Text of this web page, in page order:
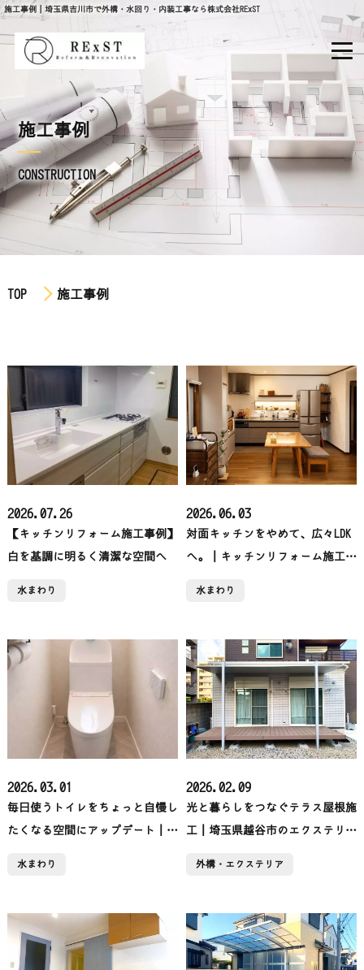
施工事例｜埼玉県吉川市で外構・水回り・内装工事なら株式会社RExST
施工事例
CONSTRUCTION
TOP 施工事例
2026.07.26
【キッチンリフォーム施工事例】
白を基調に明るく清潔な空間へ
水まわり
2026.06.03
対面キッチンをやめて、広々LDK
へ。｜キッチンリフォーム施工事
水まわり
2026.03.01
毎日使うトイレをちょっと自慢し
たくなる空間にアップデート｜埼
水まわり
2026.02.09
光と暮らしをつなぐテラス屋根施
工｜埼玉県越谷市のエクステリア
外構・エクステリア